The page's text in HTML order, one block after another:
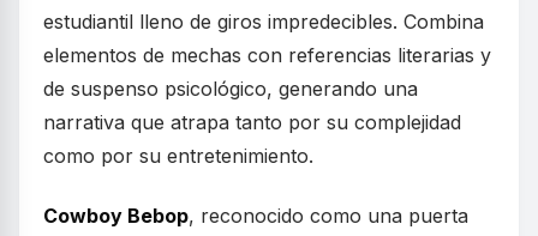
estudiantil lleno de giros impredecibles. Combina
elementos de mechas con referencias literarias y
de suspenso psicológico, generando una
narrativa que atrapa tanto por su complejidad
como por su entretenimiento.
Cowboy Bebop, reconocido como una puerta